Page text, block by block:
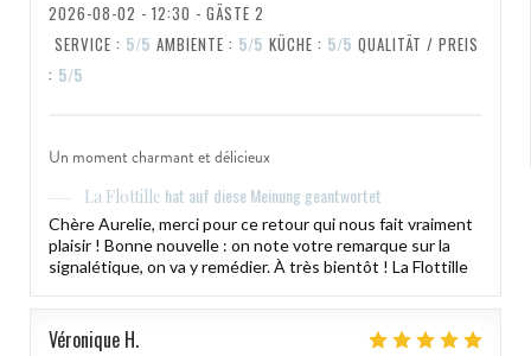
2026-08-02 - 12:30 - GÄSTE 2
SERVICE : 5/5 AMBIENTE : 5/5 KÜCHE : 5/5 QUALITÄT / PREIS
: 5/5
Un moment charmant et délicieux
La Flottille hat auf diese Meinung geantwortet
Chère Aurelie, merci pour ce retour qui nous fait vraiment
plaisir ! Bonne nouvelle : on note votre remarque sur la
signalétique, on va y remédier. À très bientôt ! La Flottille
Véronique H